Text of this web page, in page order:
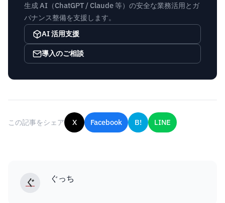
生成 AI（ChatGPT / Claude 等）の安全な業務活用とガ
バナンス整備を支援します。
AI 活用支援
導入のご相談
この記事をシェア X Facebook B! LINE
ぐ ぐっち